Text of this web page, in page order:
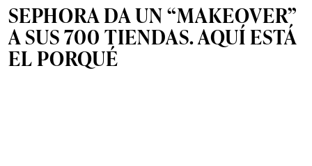
SEPHORA DA UN “MAKEOVER”
A SUS 700 TIENDAS. AQUÍ ESTÁ
EL PORQUÉ